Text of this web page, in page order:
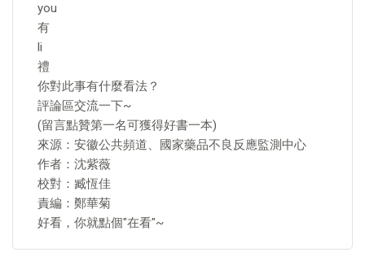
you
有
li
禮
你對此事有什麼看法？
評論區交流一下~
(留言點贊第一名可獲得好書一本)
來源：安徽公共頻道、國家藥品不良反應監測中心
作者：沈紫薇
校對：臧恆佳
責編：鄭華菊
好看，你就點個"在看"~